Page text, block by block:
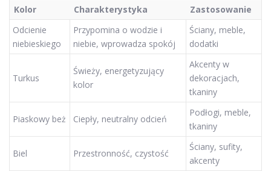
Kolor Charakterystyka
Zastosowanie
Odcienie
niebieskiego
Przypomina o wodzie i
niebie, wprowadza spokój
Ściany, meble,
dodatki
Turkus
Świeży, energetyzujący
kolor
Akcenty w
dekoracjach,
tkaniny
Piaskowy beż Ciepły, neutralny odcień
Podłogi, meble,
tkaniny
Biel Przestronność, czystość
Ściany, sufity,
akcenty